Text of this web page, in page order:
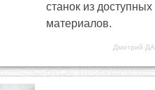
станок из доступных
материалов.
Дмитрий ДА